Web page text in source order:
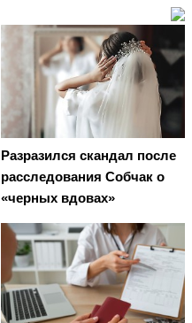
Разразился скандал после
расследования Собчак о
«черных вдовах»